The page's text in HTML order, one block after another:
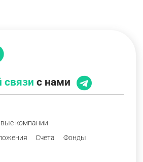
компании
Счета
Фонды
связи с нами